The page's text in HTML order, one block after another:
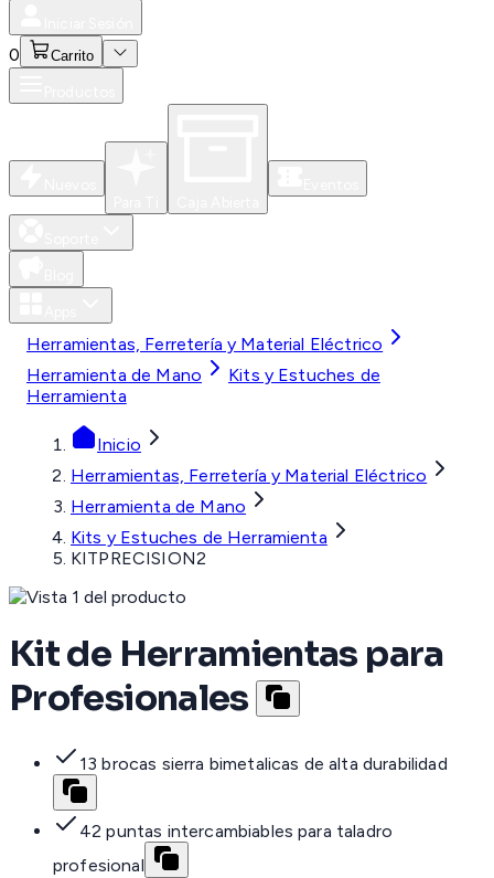
0 Carrito
Herramientas, Ferretería y Material Eléctrico
Herramienta de Mano
Kits y Estuches de
Herramienta
Inicio
Herramientas, Ferretería y Material Eléctrico
Herramienta de Mano
Kits y Estuches de Herramienta
KITPRECISION2
Kit de Herramientas para
Profesionales
13 brocas sierra bimetalicas de alta durabilidad
42 puntas intercambiables para taladro
profesional